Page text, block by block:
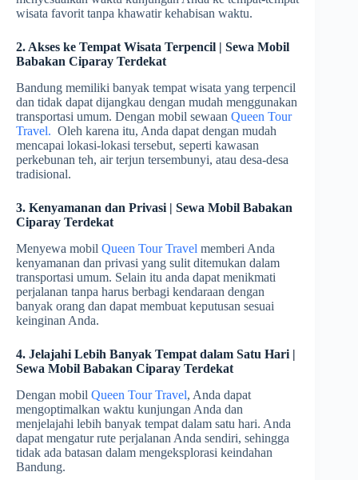
wisata favorit tanpa khawatir kehabisan waktu.
2. Akses ke Tempat Wisata Terpencil | Sewa Mobil
Babakan Ciparay Terdekat
Bandung memiliki banyak tempat wisata yang terpencil
dan tidak dapat dijangkau dengan mudah menggunakan
transportasi umum. Dengan mobil sewaan Queen Tour
Travel. Oleh karena itu, Anda dapat dengan mudah
mencapai lokasi-lokasi tersebut, seperti kawasan
perkebunan teh, air terjun tersembunyi, atau desa-desa
tradisional.
3. Kenyamanan dan Privasi | Sewa Mobil Babakan
Ciparay Terdekat
Menyewa mobil Queen Tour Travel memberi Anda
kenyamanan dan privasi yang sulit ditemukan dalam
transportasi umum. Selain itu anda dapat menikmati
perjalanan tanpa harus berbagi kendaraan dengan
banyak orang dan dapat membuat keputusan sesuai
keinginan Anda.
4. Jelajahi Lebih Banyak Tempat dalam Satu Hari |
Sewa Mobil Babakan Ciparay Terdekat
Dengan mobil Queen Tour Travel, Anda dapat
mengoptimalkan waktu kunjungan Anda dan
menjelajahi lebih banyak tempat dalam satu hari. Anda
dapat mengatur rute perjalanan Anda sendiri, sehingga
tidak ada batasan dalam mengeksplorasi keindahan
Bandung.